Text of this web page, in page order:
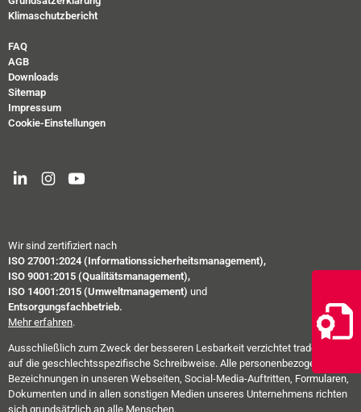
Klimaschutzbericht
FAQ
AGB
Downloads
Sitemap
Impressum
Cookie-Einstellungen
Wir sind zertifiziert nach
ISO 27001:2024 (Informationssicherheitsmanagement),
ISO 9001:2015 (Qualitätsmanagement),
ISO 14001:2015 (Umweltmanagement) und
Entsorgungsfachbetrieb.
Mehr erfahren.
Ausschließlich zum Zweck der besseren Lesbarkeit verzichtet trade-e-bility
auf die geschlechtsspezifische Schreibweise. Alle personenbezogenen
Bezeichnungen in unseren Webseiten, Social-Media-Auftritten, Formularen,
Dokumenten und in allen sonstigen Medien unseres Unternehmens richten
sich grundsätzlich an alle Menschen.